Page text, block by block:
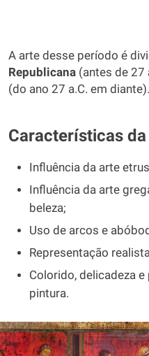
A arte desse período é
Republicana (antes de 27
(do ano 27 a.C. em diante).
Características
Influência da arte
Influência da arte
beleza;
Uso de arcos e
Representação
Colorido, delicadeza
pintura.